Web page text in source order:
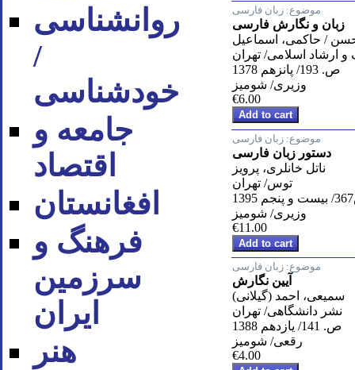
روان‪شناسی
/
خودشناسی
جامعه و
اقتصاد
افغانستان
فرهنگ و
سرزمین
ایران
هنر
موضوع: زبان فارسی
زبان و نگارش فارسی
/ حاکمی، اسماعیل
ارشاد اسلامی/ تهران
ص. 193/ پانزهم 1378
وزیری/ شومیز
€6.00
موضوع: زبان فارسی
دستور زبان فارسی
ناتل خانلری، پرویز
توس/ تهران
وزیری/ شومیز
€11.00
موضوع: زبان فارسی
آیین نگارش
سمیعی، احمد (گیلانی)
نشر دانشگاهی/ تهران
ص. 141/ یازدهم 1388
رقعی/ شومیز
€4.00